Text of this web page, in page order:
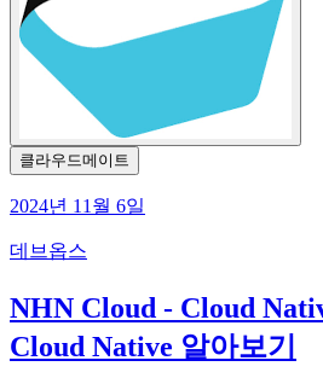
클라우드메이트
2024년 11월 6일
데브옵스
NHN Cloud - Cloud
Cloud Native 알아보기